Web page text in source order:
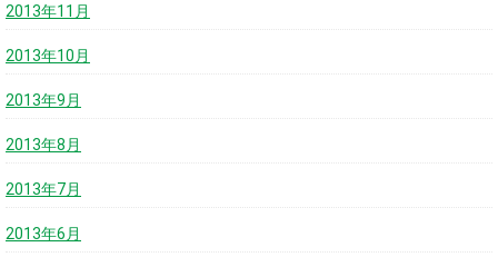
2013年11月
2013年10月
2013年9月
2013年8月
2013年7月
2013年6月